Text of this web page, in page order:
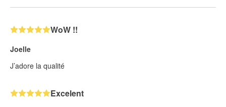
WoW !!
Joelle
J’adore la qualité
Excelent